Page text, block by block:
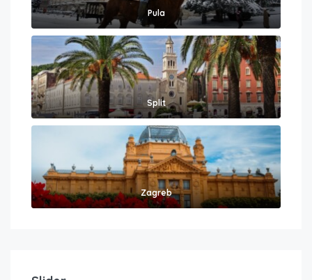
Pula
Split
Zagreb